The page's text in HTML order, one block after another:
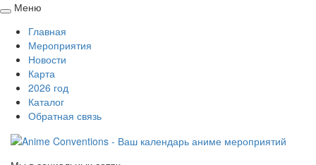
Свернуть
развернуть
Меню
Главная
Мероприятия
Новости
Карта
2026 год
Каталог
Обратная связь